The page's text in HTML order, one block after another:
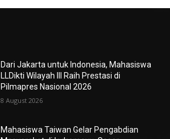
Dari Jakarta untuk Indonesia, Mahasiswa
LLDikti Wilayah III Raih Prestasi di
Pilmapres Nasional 2026
8 August 2026
Mahasiswa Taiwan Gelar Pengabdian